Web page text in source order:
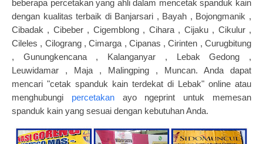
beberapa percetakan yang ahli dalam mencetak spanduk kain
dengan kualitas terbaik di Banjarsari , Bayah , Bojongmanik ,
Cibadak , Cibeber , Cigemblong , Cihara , Cijaku , Cikulur ,
Cileles , Cilograng , Cimarga , Cipanas , Cirinten , Curugbitung
, Gunungkencana , Kalanganyar , Lebak Gedong ,
Leuwidamar , Maja , Malingping , Muncan. Anda dapat
mencari "cetak spanduk kain terdekat di Lebak" online atau
menghubungi percetakanayo ngeprint untuk memesan
spanduk kain yang sesuai dengan kebutuhan Anda.